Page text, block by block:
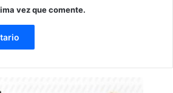
vez que comente.